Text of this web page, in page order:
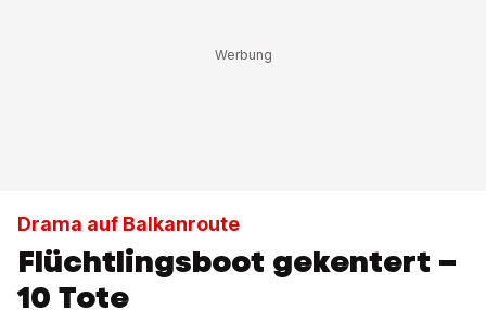
Drama auf Balkanroute
Flüchtlingsboot gekentert –
10 Tote